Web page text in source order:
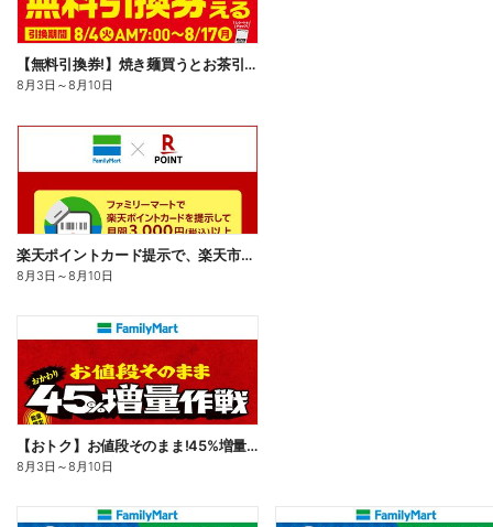
【無料引換券!】焼き麺買うとお茶引換券貰える!
8月3日 ～8月10日
楽天ポイントカード提示で、楽天市場でのお買い物がおトクに!
8月3日 ～8月10日
【おトク】お値段そのまま!45%増量作戦!
8月3日 ～8月10日